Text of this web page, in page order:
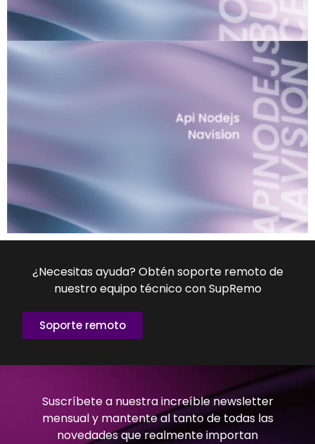
¿Necesitas ayuda? Obtén soporte remoto de
nuestro equipo técnico con SupRemo
Soporte remoto
Suscríbete a nuestra increíble newsletter
mensual y mantente al tanto de todas las
novedades que realmente importan